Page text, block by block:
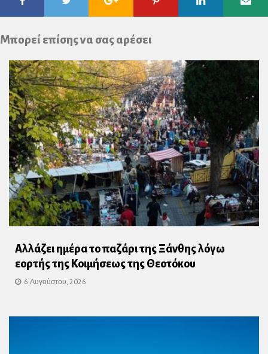
Plus
Μπορεί επίσης να σας αρέσει
Αλλάζει ημέρα το παζάρι της Ξάνθης λόγω
εορτής της Κοιμήσεως της Θεοτόκου
6 Αυγούστου, 2026